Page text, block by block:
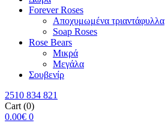
Forever Roses
Αποχυμωμένα τριαντάφυλλα
Soap Roses
Rose Βears
Μικρά
Μεγάλα
Σουβενίρ
2510 834 821
Cart (0)
0.00€ 0